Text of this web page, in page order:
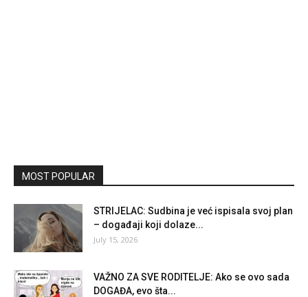
MOST POPULAR
STRIJELAC: Sudbina je već ispisala svoj plan
– događaji koji dolaze...
July 15, 2026
VAŽNO ZA SVE RODITELJE: Ako se ovo sada
DOGAĐA, evo šta...